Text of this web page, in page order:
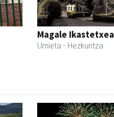
Magale Ikastetxea
Urnieta - Hezkuntza